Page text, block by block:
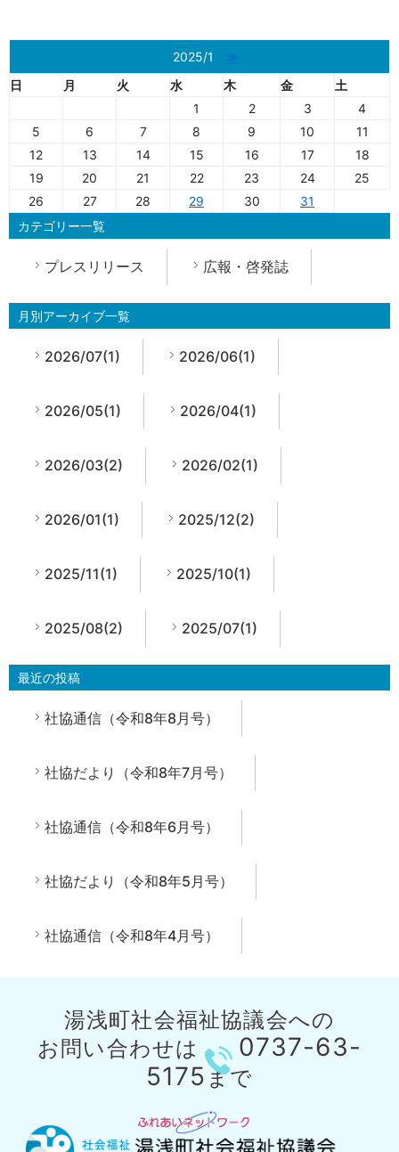
2025/1 ≫
日
月 火 水 木 金
土
1
2 3
4
5
6 7 8 9 10
11
12
13 14 15 16 17
18
19
20 21 22 23 24
25
26
27 28 29 30
31
カテゴリー一覧
プレスリリース 広報・啓発誌
月別アーカイブ一覧
2026/07(1) 2026/06(1)
2026/05(1) 2026/04(1)
2026/03(2) 2026/02(1)
2026/01(1) 2025/12(2)
2025/11(1) 2025/10(1)
2025/08(2) 2025/07(1)
最近の投稿
社協通信（令和8年8月号）
社協だより（令和8年7月号）
社協通信（令和8年6月号）
社協だより（令和8年5月号）
社協通信（令和8年4月号）
湯浅町社会福祉協議会への
お問い合わせは
0737-63-
5175 まで